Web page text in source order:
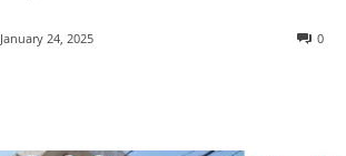
January 24, 2025 0